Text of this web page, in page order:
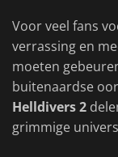
Voor veel fans
verrassing en
moeten
buitenaardse
Helldivers 2
grimmige